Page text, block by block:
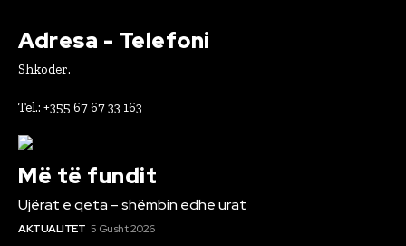
Adresa - Telefoni
Shkoder.
Tel.: +355 67 67 33 163
Më të fundit
Ujërat e qeta – shëmbin edhe urat
AKTUALITET 5 Gusht 2026